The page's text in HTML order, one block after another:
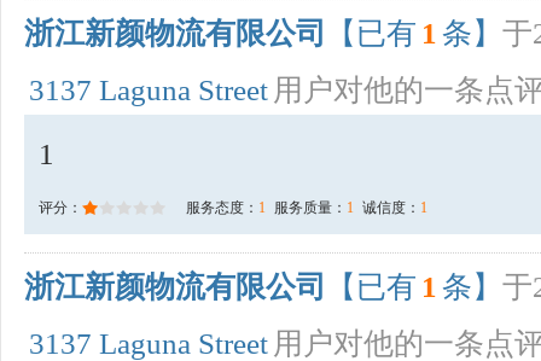
浙江新颜物流有限公司 【已有 1 条】 于
3137 Laguna Street 用户对他的一条点
1
评分： 服务态度： 1 服务质量： 1 诚信度： 1
浙江新颜物流有限公司 【已有 1 条】 于
3137 Laguna Street 用户对他的一条点